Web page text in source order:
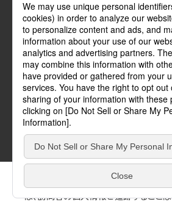
BL
ライトノベル
青年・一般
グラビア・写真
モーター誌
SPECIAL
Sublicense
報
書店様へ
海外ライセ
公式SNS
ント
作家一覧
Author
ぶんか社が運営するサイトでは、利
は、訪問者の個人情報を追跡することは